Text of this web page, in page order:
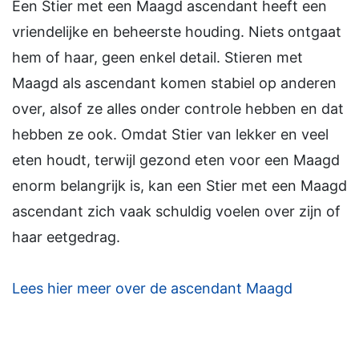
Een Stier met een Maagd ascendant heeft een
vriendelijke en beheerste houding. Niets ontgaat
hem of haar, geen enkel detail. Stieren met
Maagd als ascendant komen stabiel op anderen
over, alsof ze alles onder controle hebben en dat
hebben ze ook. Omdat Stier van lekker en veel
eten houdt, terwijl gezond eten voor een Maagd
enorm belangrijk is, kan een Stier met een Maagd
ascendant zich vaak schuldig voelen over zijn of
haar eetgedrag.
Lees hier meer over de ascendant Maagd